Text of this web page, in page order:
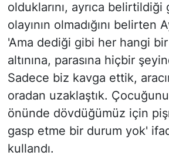
olduklarını, ayrıca
olayının olmadığını belirten
'Ama dediği gibi her hangi
altınına, parasına hiçbir
Sadece biz kavga ettik,
oradan uzaklaştık.
önünde dövdüğümüz için
gasp etme bir durum yok'
kullandı.